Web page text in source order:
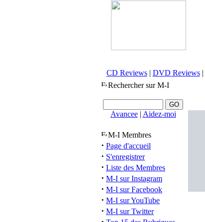
CD Reviews| DVD Reviews|
Rechercher sur M-I
Avancee| Aidez-moi
M-I Membres
· Page d'accueil
· S'enregistrer
· Liste des Membres
· M-I sur Instagram
· M-I sur Facebook
· M-I sur YouTube
· M-I sur Twitter